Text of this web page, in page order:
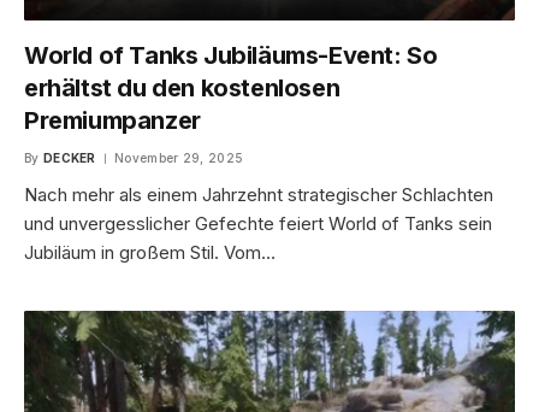
World of Tanks Jubiläums-Event: So
erhältst du den kostenlosen
Premiumpanzer
By DECKER November 29, 2025
Nach mehr als einem Jahrzehnt strategischer Schlachten
und unvergesslicher Gefechte feiert World of Tanks sein
Jubiläum in großem Stil. Vom…